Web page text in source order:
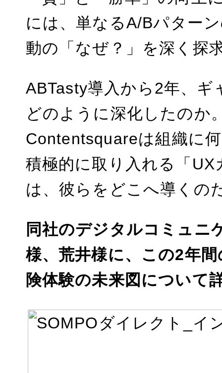
には、単なるA/Bパター
動の「なぜ？」を深く探
ABTasty導入から2年、
どのように深化したのか
Contentsquareは組織に
積極的に取り入れる「
は、彼らをどこへ導くの
同社のデジタルコミュニ
様、荒井様に、この2年
険体験の未来図について